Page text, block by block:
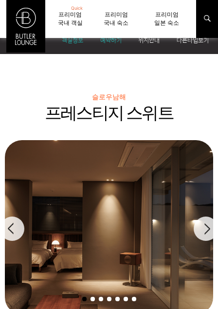
프리미엄
국내 객실
Quick
프리미엄
국내 숙소
프리미엄
일본 숙소
객실정보 예약하기 위치안내 다른타입보기
슬로우남해
프레스티지 스위트